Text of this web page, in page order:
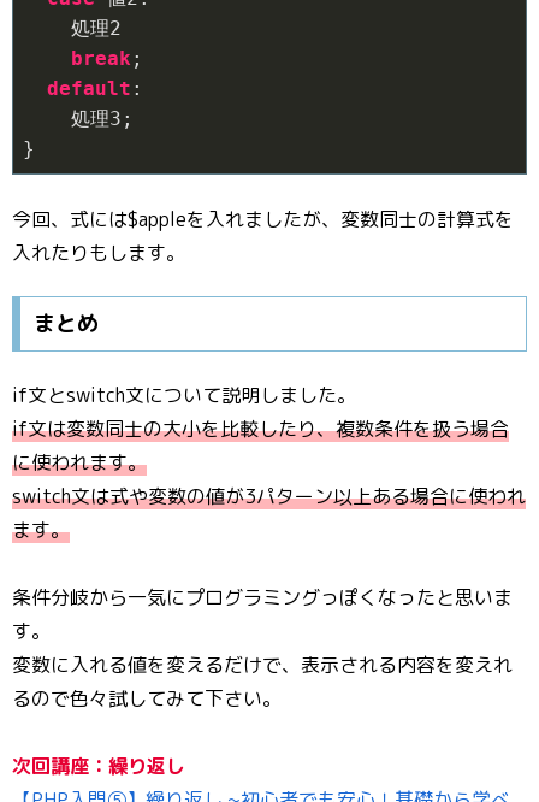
    処理
2
break ;
default :
    処理
3 ;
}
今回、式には$appleを入れましたが、変数同士の計算式を
入れたりもします。
まとめ
if文とswitch文について説明しました。
if文は変数同士の大小を比較したり、複数条件を扱う場合
に使われます。
switch文は式や変数の値が3パターン以上ある場合に使われ
ます。
条件分岐から一気にプログラミングっぽくなったと思いま
す。
変数に入れる値を変えるだけで、表示される内容を変えれ
るので色々試してみて下さい。
次回講座：繰り返し